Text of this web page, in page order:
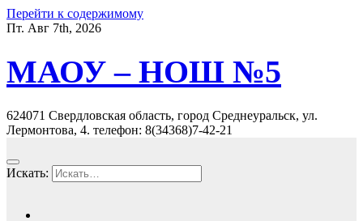
Перейти к содержимому
Пт. Авг 7th, 2026
МАОУ – НОШ №5
624071 Свердловская область, город Среднеуральск, ул.
Лермонтова, 4. телефон: 8(34368)7-42-21
Искать: